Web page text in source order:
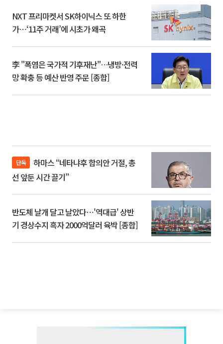
NXT 프리마켓서 SK하이닉스 또 하한
가⋯‘11주 거래’에 시초가 왜곡
李 "폭염은 국가적 기후재난"…냉방·전력
망 확충 등 예산 반영 주문 [종합]
단독
선 앞둔 시간 끌기”
반도체 날개 달고 날았다⋯'역대급' 상반
기 경상수지 흑자 2000억달러 육박 [종합]